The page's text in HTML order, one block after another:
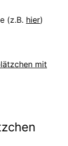
(z.B. hier)
mit